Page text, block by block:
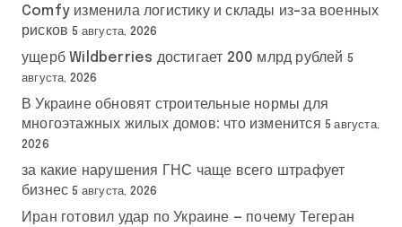
Comfy изменила логистику и склады из-за военных
рисков 5 августа, 2026
ущерб Wildberries достигает 200 млрд рублей 5
августа, 2026
В Украине обновят строительные нормы для
многоэтажных жилых домов: что изменится 5 августа,
2026
за какие нарушения ГНС чаще всего штрафует
бизнес 5 августа, 2026
Иран готовил удар по Украине — почему Тегеран